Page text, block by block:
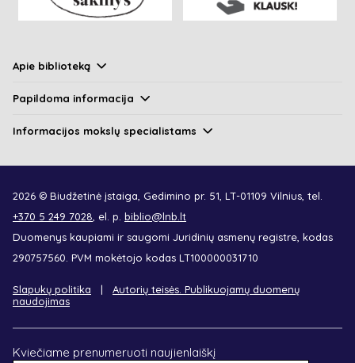
Apie biblioteką
Papildoma informacija
Informacijos mokslų specialistams
2026 © Biudžetinė įstaiga, Gedimino pr. 51, LT-01109 Vilnius, tel.
+370 5 249 7028 , el. p. biblio@lnb.lt
Duomenys kaupiami ir saugomi Juridinių asmenų registre, kodas
290757560. PVM mokėtojo kodas LT100000031710
Slapukų politika
Autorių teisės. Publikuojamų duomenų
naudojimas
Kviečiame prenumeruoti naujienlaiškį